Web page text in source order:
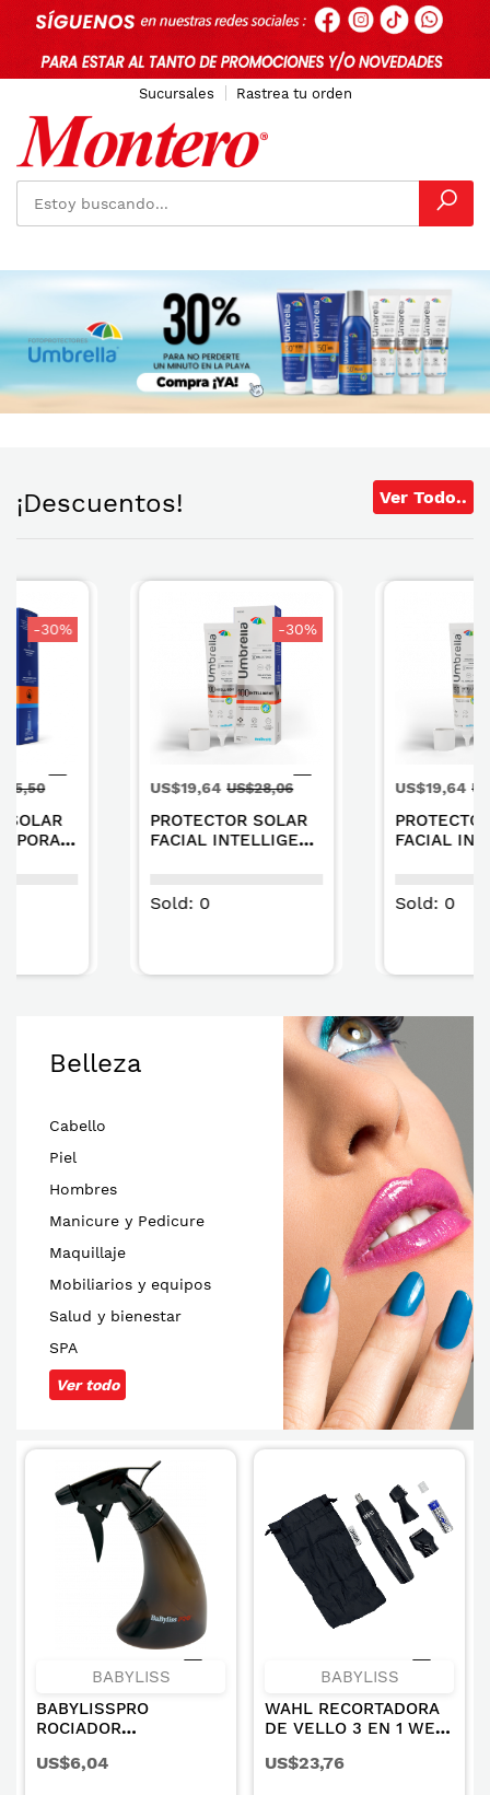
Sucursales Rastrea tu orden
al
contenido
¡Descuentos! Ver Todo..
US$19,64 US$28,06
PROTECTOR SOLAR
FACIAL INTELLIGENT
US$19,64 US$28,06
PROTECTOR SOLAR
FACIAL INTELLIGENT
Belleza
Cabello
Piel
Hombres
Manicure y Pedicure
Maquillaje
Mobiliarios y equipos
Salud y bienestar
SPA
Ver todo
BABYLISS
BABYLISSPRO
ROCIADOR
AGUA ERGONÓMICO
US$6,04
BABYLISS
WAHL RECORTADORA
DE VELLO 3 EN 1 WET
US$23,76